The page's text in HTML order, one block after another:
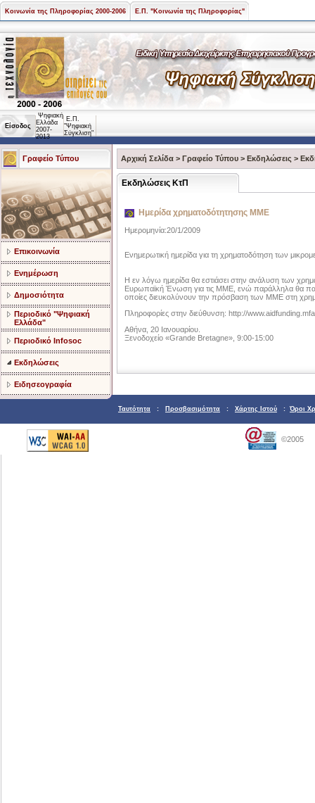
Κοινωνία της Πληροφορίας 2000-2006 Ε.Π. "Κοινωνία της Πληροφορίας"
Είσοδος
Ψηφιακή
Ελλάδα
2007-
2013
Ε.Π.
"Ψηφιακή
Σύγκλιση"
Γραφείο Τύπου
Επικοινωνία
Ενημέρωση
Δημοσιότητα
Περιοδικό "Ψηφιακή
Ελλάδα"
Περιοδικό Infosoc
Εκδηλώσεις
Ειδησεογραφία
Αρχική Σελίδα > Γραφείο Τύπου > Εκδηλώσεις >
Εκδηλώσεις ΚτΠ
Ημερίδα χρηματοδότητησης ΜΜΕ
Ημερομηνία:20/1/2009
Ενημερωτική ημερίδα για τη χρηματοδότηση των
Η εν λόγω ημερίδα θα εστιάσει στην ανάλυση των
Ευρωπαϊκή Ένωση για τις ΜΜΕ, ενώ παράλληλα θα
οποίες διευκολύνουν την πρόσβαση των ΜΜΕ στη
Πληροφορίες στην διεύθυνση: http://
Αθήνα, 20 Ιανουαρίου.
Ξενοδοχείο «Grande Bretagne», 9:00-15:00
Ταυτότητα : Προσβασιμότητα : Χάρτης Ιστού : Όροι
©2005